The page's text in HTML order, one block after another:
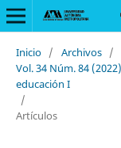
Inicio / Archivos /
Vol. 34 Núm. 84
educación I
/
Artículos